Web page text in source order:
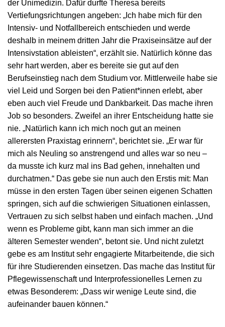
der Unimedizin. Dafür durfte Theresa bereits
Vertiefungsrichtungen angeben: „Ich habe mich für den
Intensiv- und Notfallbereich entschieden und werde
deshalb in meinem dritten Jahr die Praxiseinsätze auf der
Intensivstation ableisten“, erzählt sie. Natürlich könne das
sehr hart werden, aber es bereite sie gut auf den
Berufseinstieg nach dem Studium vor. Mittlerweile habe sie
viel Leid und Sorgen bei den Patient*innen erlebt, aber
eben auch viel Freude und Dankbarkeit. Das mache ihren
Job so besonders. Zweifel an ihrer Entscheidung hatte sie
nie. „Natürlich kann ich mich noch gut an meinen
allerersten Praxistag erinnern“, berichtet sie. „Er war für
mich als Neuling so anstrengend und alles war so neu –
da musste ich kurz mal ins Bad gehen, innehalten und
durchatmen.“ Das gebe sie nun auch den Erstis mit: Man
müsse in den ersten Tagen über seinen eigenen Schatten
springen, sich auf die schwierigen Situationen einlassen,
Vertrauen zu sich selbst haben und einfach machen. „Und
wenn es Probleme gibt, kann man sich immer an die
älteren Semester wenden“, betont sie. Und nicht zuletzt
gebe es am Institut sehr engagierte Mitarbeitende, die sich
für ihre Studierenden einsetzen. Das mache das Institut für
Pflegewissenschaft und Interprofessionelles Lernen zu
etwas Besonderem: „Dass wir wenige Leute sind, die
aufeinander bauen können.“